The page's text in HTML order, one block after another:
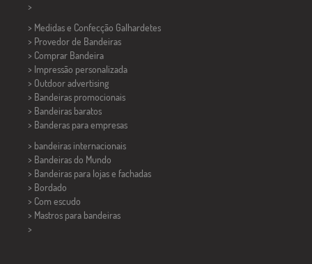
>
> Medidas e Confecção Galhardetes
> Provedor de Bandeiras
> Comprar Bandeira
> Impressão personalizada
> Outdoor advertising
> Bandeiras promocionais
> Bandeiras baratos
> Banderas para empresas
> bandeiras internacionais
> Bandeiras do Mundo
> Bandeiras para lojas e fachadas
> Bordado
> Com escudo
> Mastros para bandeiras
>